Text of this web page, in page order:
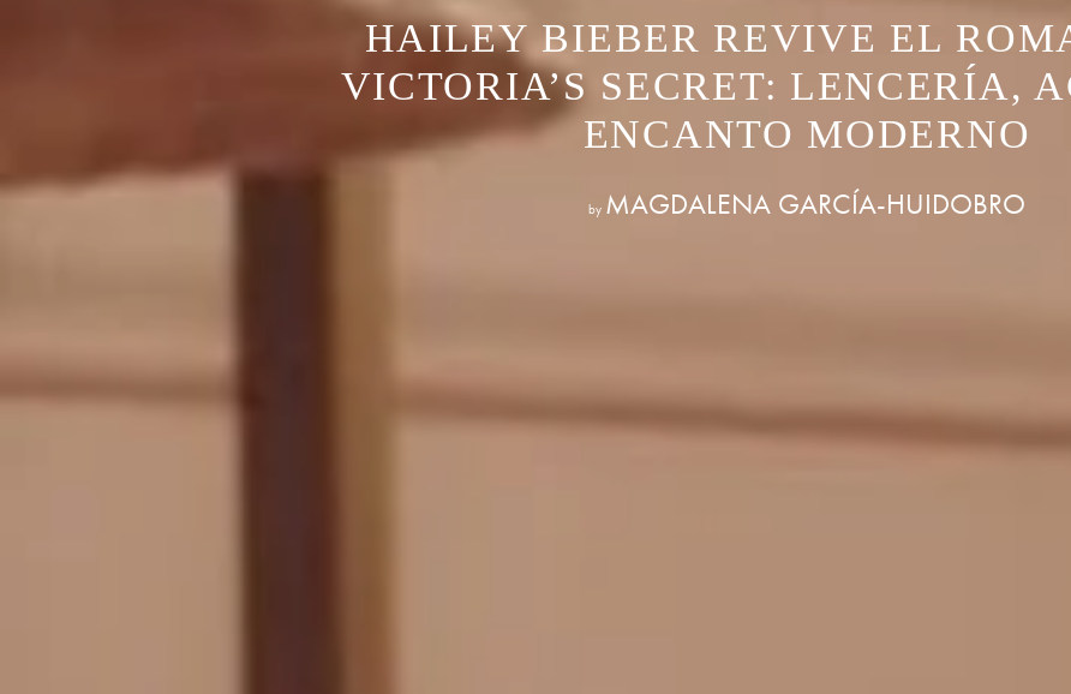
HAILEY BIEBER REVIVE EL
VICTORIA’S SECRET: LENCERÍA,
ENCANTO MODERNO
by MAGDALENA GARCÍA-HUIDOBRO